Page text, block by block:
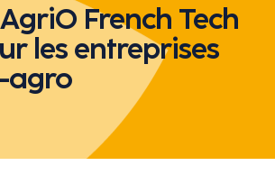
French Tech
les entreprises
agro